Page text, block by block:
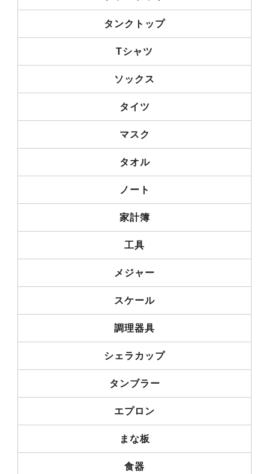
タンクトップ
Tシャツ
ソックス
タイツ
マスク
タオル
ノート
家計簿
工具
メジャー
スケール
調理器具
シェラカップ
タンブラー
エプロン
まな板
食器